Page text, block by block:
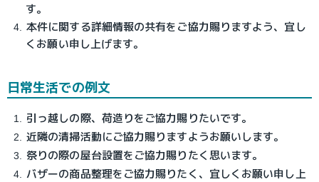
す。
本件に関する詳細情報の共有をご協力賜りますよう、宜し
くお願い申し上げます。
日常生活での例文
引っ越しの際、荷造りをご協力賜りたいです。
近隣の清掃活動にご協力賜りますようお願いします。
祭りの際の屋台設置をご協力賜りたく思います。
バザーの商品整理をご協力賜りたく、宜しくお願い申し上